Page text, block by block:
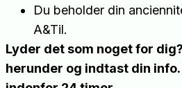
Du beholder din
A&Til.
Lyder det som noget for
herunder og indtast din